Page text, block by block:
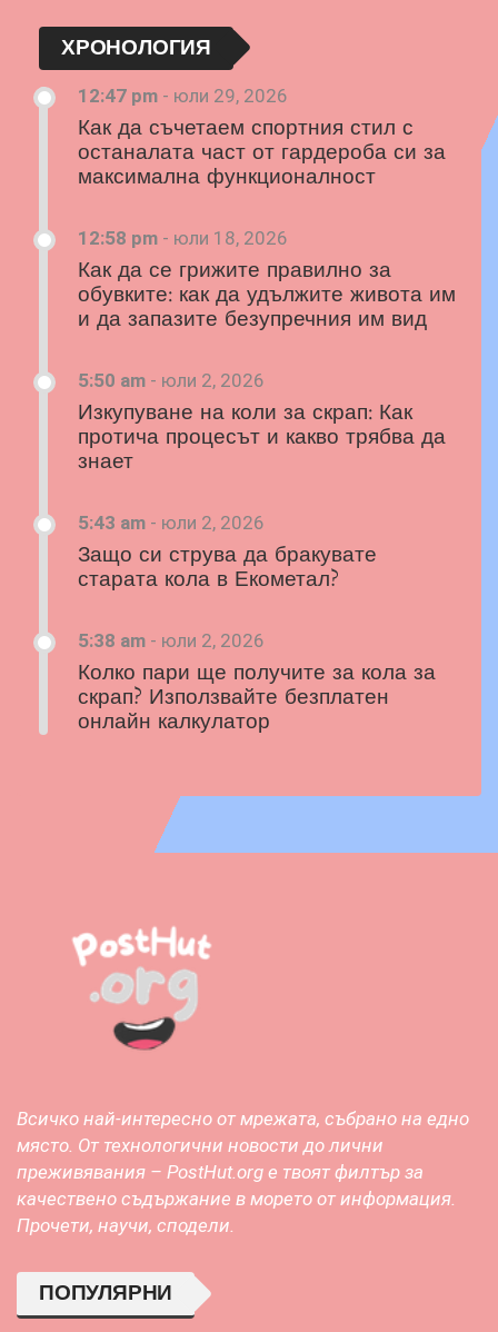
ХРОНОЛОГИЯ
12:47 pm - юли 29, 2026
Как да съчетаем спортния стил с
останалата част от гардероба си за
максимална функционалност
12:58 pm - юли 18, 2026
Как да се грижите правилно за
обувките: как да удължите живота им
и да запазите безупречния им вид
5:50 am - юли 2, 2026
Изкупуване на коли за скрап: Как
протича процесът и какво трябва да
знает
5:43 am - юли 2, 2026
Защо си струва да бракувате
старата кола в Екометал?
5:38 am - юли 2, 2026
Колко пари ще получите за кола за
скрап? Използвайте безплатен
онлайн калкулатор
Всичко най-интересно от мрежата, събрано на едно
място. От технологични новости до лични
преживявания – PostHut.org е твоят филтър за
качествено съдържание в морето от информация.
Прочети, научи, сподели.
ПОПУЛЯРНИ